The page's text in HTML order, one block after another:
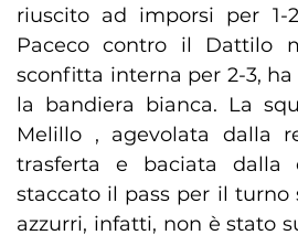
riuscito ad imporsi per 1-
Paceco contro il Dattilo
sconfitta interna per 2-3,
la bandiera bianca. La
Melillo , agevolata dalla
trasferta e baciata dalla
staccato il pass per il turno
azzurri, infatti, non è stato